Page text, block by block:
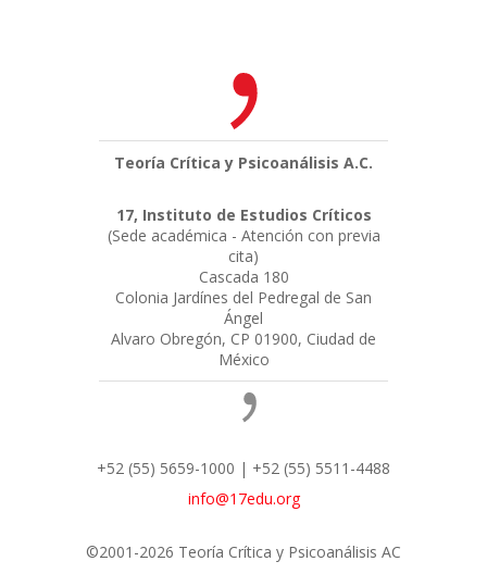
Teoría Crítica y Psicoanálisis A.C.
17, Instituto de Estudios Críticos
(Sede académica - Atención con previa
cita)
Cascada 180
Colonia Jardínes del Pedregal de San
Ángel
Alvaro Obregón, CP 01900, Ciudad de
México
+52 (55) 5659-1000 | +52 (55) 5511-4488
info@17edu.org
©2001-2026 Teoría Crítica y Psicoanálisis AC